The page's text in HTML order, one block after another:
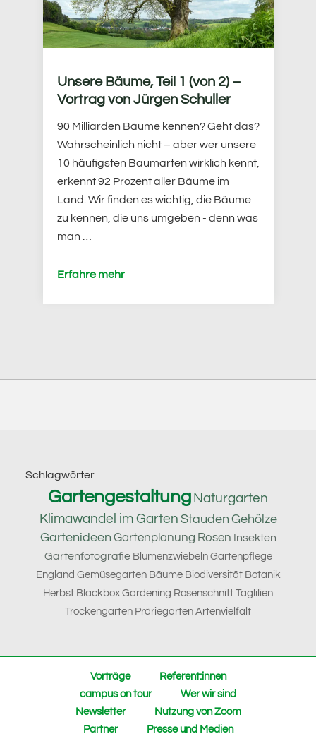
Unsere Bäume, Teil 1 (von 2) –
Vortrag von Jürgen Schuller
90 Milliarden Bäume kennen? Geht das?
Wahrscheinlich nicht – aber wer unsere
10 häufigsten Baumarten wirklich kennt,
erkennt 92 Prozent aller Bäume im
Land. Wir finden es wichtig, die Bäume
zu kennen, die uns umgeben - denn was
man …
Erfahre mehr
Footer
Schlagwörter
Gartengestaltung Naturgarten
Klimawandel im Garten Stauden Gehölze
Gartenideen Gartenplanung Rosen Insekten
Gartenfotografie Blumenzwiebeln Gartenpflege
England Gemüsegarten Bäume Biodiversität Botanik
Herbst Blackbox Gardening Rosenschnitt Taglilien
Trockengarten Präriegarten Artenvielfalt
Vorträge
Referent:innen
campus on tour
Wer wir sind
Newsletter
Nutzung von Zoom
Partner
Presse und Medien